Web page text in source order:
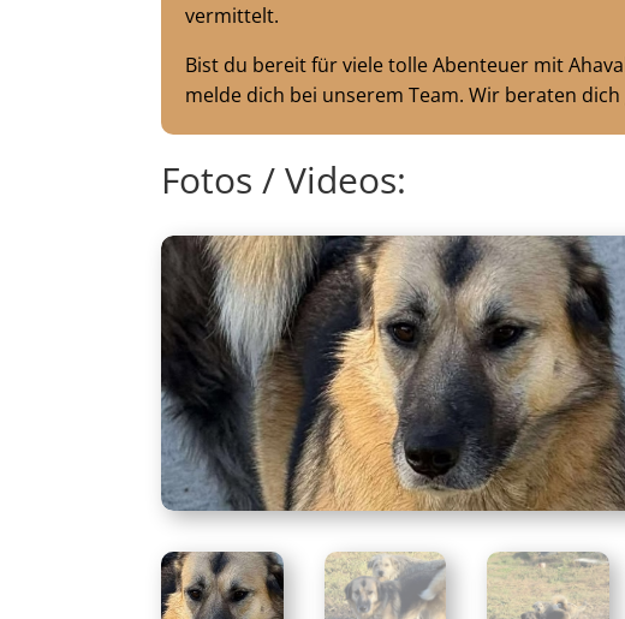
vermittelt.
Bist du bereit für viele tolle Abenteuer mit
melde dich bei unserem Team. Wir beraten dich
Fotos / Videos: